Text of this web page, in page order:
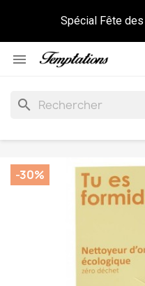
Spécial Fête

search
-30%